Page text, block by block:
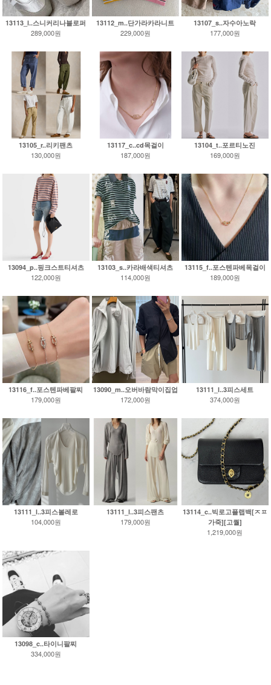
13113_l..스니커리나블로퍼
289,000원
13112_m..단가라카라니트
229,000원
13107_s..자수아노락
177,000원
13105_r..리키팬츠
130,000원
13117_c..cd목걸이
187,000원
13104_t..포르티노진
169,000원
13094_p..핑크스트티셔츠
122,000원
13103_s..카라배색티셔츠
114,000원
13115_f..포스텐파베목걸이
189,000원
13116_f..포스텐파베팔찌
179,000원
13090_m..오버바람막이집업
172,000원
13111_l..3피스세트
374,000원
13111_l..3피스볼레로
104,000원
13111_l..3피스팬츠
179,000원
13114_c..빅로고플랩백[ㅈㅍ
가죽][고퀄]
1,219,000원
13098_c..타이니팔찌
334,000원